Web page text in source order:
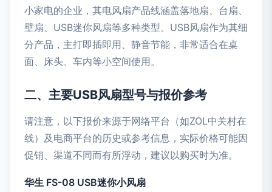
小家电的企业，其电风扇产品线涵盖落地扇、台扇、
壁扇、USB迷你风扇等多种类型。USB风扇作为其细
分产品，主打即插即用、静音节能，非常适合在桌
面、床头、车内等小空间使用。
二、主要USB风扇型号与报价参考
请注意，以下报价来源于网络平台（如ZOL中关村在
线）及电商平台的历史或参考信息，实际价格可能因
促销、渠道不同而有所浮动，建议以购买时为准。
华生 FS-08 USB迷你小风扇